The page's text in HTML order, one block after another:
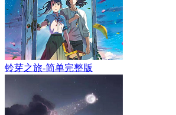
铃芽之旅-简单完整版